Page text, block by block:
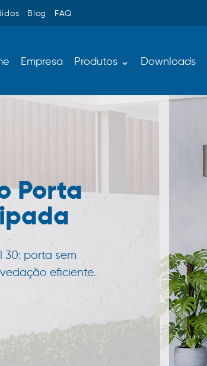
Blog FAQ
Empresa Produtos ⌄ Downloads
Porta
30: porta sem
eficiente.